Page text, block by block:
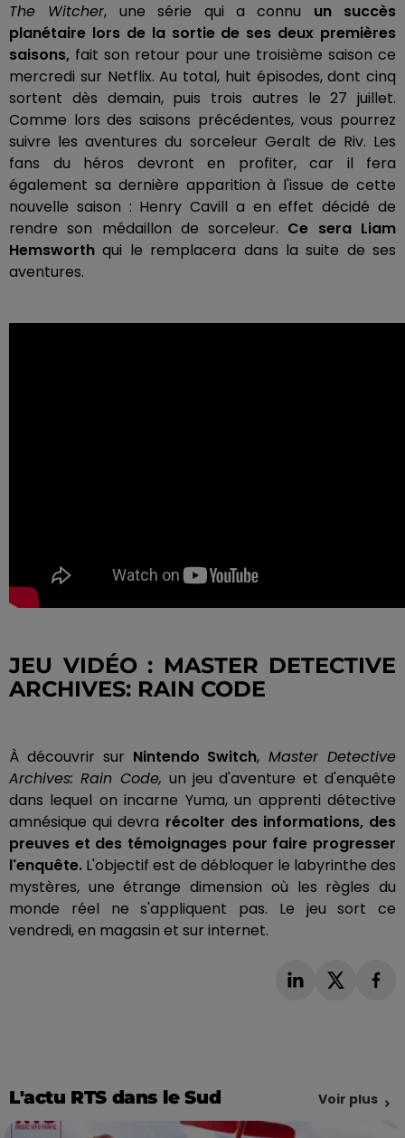
The Witcher, une série qui a connu un succès
planétaire lors de la sortie de ses deux premières
saisons, fait son retour pour une troisième saison ce
mercredi sur Netflix. Au total, huit épisodes, dont cinq
sortent dès demain, puis trois autres le 27 juillet.
Comme lors des saisons précédentes, vous pourrez
suivre les aventures du sorceleur Geralt de Riv. Les
fans du héros devront en profiter, car il fera
également sa dernière apparition à l'issue de cette
nouvelle saison : Henry Cavill a en effet décidé de
rendre son médaillon de sorceleur. Ce sera Liam
Hemsworth qui le remplacera dans la suite de ses
aventures.
JEU VIDÉO : MASTER DETECTIVE
ARCHIVES: RAIN CODE
À découvrir sur Nintendo Switch, Master Detective
Archives: Rain Code, un jeu d'aventure et d'enquête
dans lequel on incarne Yuma, un apprenti détective
amnésique qui devra récolter des informations, des
preuves et des témoignages pour faire progresser
l'enquête. L'objectif est de débloquer le labyrinthe des
mystères, une étrange dimension où les règles du
monde réel ne s'appliquent pas. Le jeu sort ce
vendredi, en magasin et sur internet.
L'actu RTS dans le Sud Voir plus